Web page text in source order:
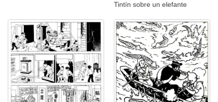
Tintín sobre un elefante